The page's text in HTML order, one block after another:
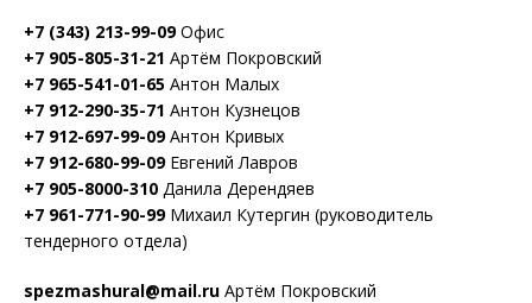
+7 (343) 213-99-09Офис
+7 905-805-31-21 Артём Покровский
+7 965-541-01-65 Антон Малых
+7 912-290-35-71 Антон Кузнецов
+7 912-697-99-09Антон Кривых
+7 912-680-99-09Евгений Лавров
+7 905-8000-310 Данила Дерендяев
+7 961-771-90-99Михаил Кутергин (руководитель
тендерного отдела)
spezmashural@mail.ru Артём Покровский